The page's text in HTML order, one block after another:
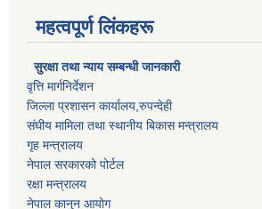
महत्वपूर्ण लिंकहरू
सुरक्षा तथा न्याय सम्बन्धी जानकारी
वृत्ति मार्गनिर्देशन
जिल्ला प्रशासन कार्यालय,रुपन्देही
संघीय मामिला तथा स्थानीय बिकास मन्त्रालय
गृह मन्त्रालय
नेपाल सरकारको पोर्टल
रक्षा मन्त्रालय
नेपाल कानुन आयोग